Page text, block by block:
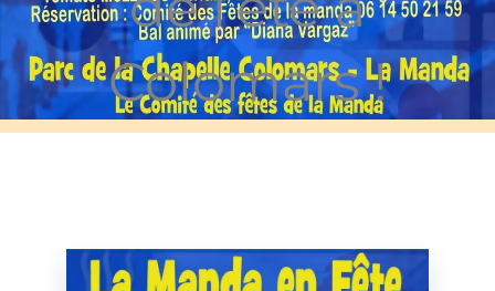
Colomars !